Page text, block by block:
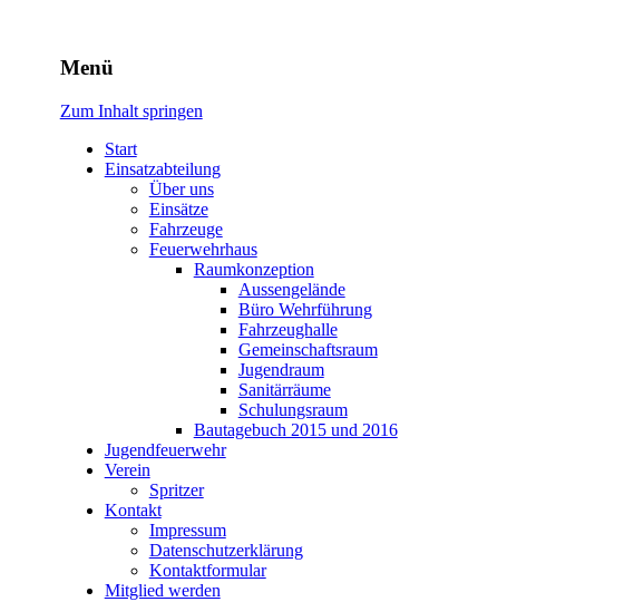
Freiwillige Feuerwehr Rodheim v.d.H.
Menü
Zum Inhalt springen
Start
Einsatzabteilung
Über uns
Einsätze
Fahrzeuge
Feuerwehrhaus
Raumkonzeption
Aussengelände
Büro Wehrführung
Fahrzeughalle
Gemeinschaftsraum
Jugendraum
Sanitärräume
Schulungsraum
Bautagebuch 2015 und 2016
Jugendfeuerwehr
Verein
Spritzer
Kontakt
Impressum
Datenschutzerklärung
Kontaktformular
Mitglied werden